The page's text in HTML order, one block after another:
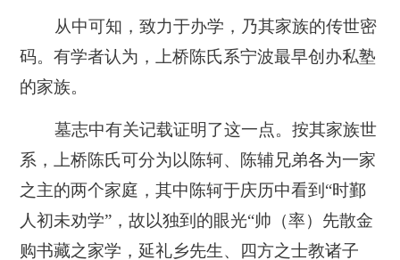
从中可知，致力于办学，乃其家族的传世密
码。有学者认为，上桥陈氏系宁波最早创办私塾
的家族。
墓志中有关记载证明了这一点。按其家族世
系，上桥陈氏可分为以陈轲、陈辅兄弟各为一家
之主的两个家庭，其中陈轲于庆历中看到“时鄞
人初未劝学”，故以独到的眼光“帅（率）先散金
购书藏之家学，延礼乡先生、四方之士教诸子